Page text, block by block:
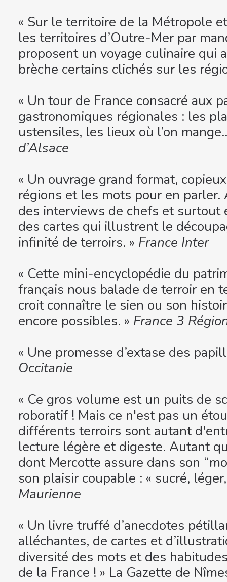
« Sur le territoire de la Métropole
les territoires d’Outre-Mer par
proposent un voyage culinaire qui
brèche certains clichés sur les
« Un tour de France consacré aux
gastronomiques régionales : les
ustensiles, les lieux où l’on
d’Alsace
« Un ouvrage grand format,
régions et les mots pour en
des interviews de chefs et surtout
des cartes qui illustrent le
infinité de terroirs. » France Inter
« Cette mini-encyclopédie du
français nous balade de terroir en
croit connaître le sien ou son
encore possibles. » France 3
« Une promesse d’extase des
Occitanie
« Ce gros volume est un puits de
roboratif ! Mais ce n'est pas un
différents terroirs sont autant
lecture légère et digeste. Autant
dont Mercotte assure dans son
son plaisir coupable : « sucré,
Maurienne
« Un livre truffé d’anecdotes
alléchantes, de cartes et
diversité des mots et des
de la France ! » La Gazette de